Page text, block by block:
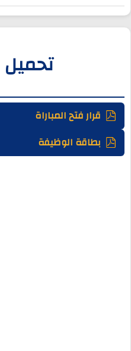
تحميل
قرار فتح المباراة
بطاقة الوظيفة